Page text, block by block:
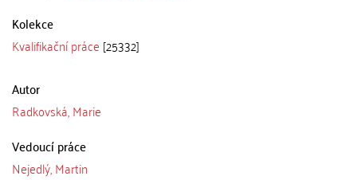
Kolekce
Kvalifikační práce [25332]
Autor
Radkovská, Marie
Vedoucí práce
Nejedlý, Martin